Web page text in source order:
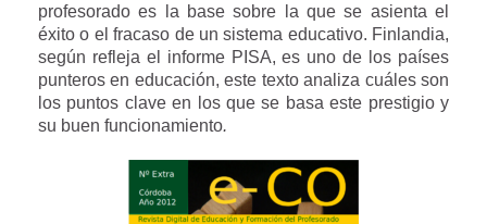
profesorado es la base sobre la que se asienta el
éxito o el fracaso de un sistema educativo. Finlandia,
según refleja el informe PISA, es uno de los países
punteros en educación, este texto analiza cuáles son
los puntos clave en los que se basa este prestigio y
su buen funcionamiento.